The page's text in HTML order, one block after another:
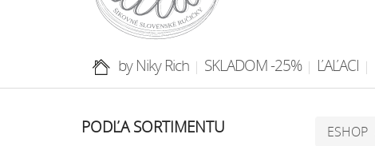
by Niky Rich SKLADOM -25% ĽAĽACI
PODĽA SORTIMENTU ESHOP